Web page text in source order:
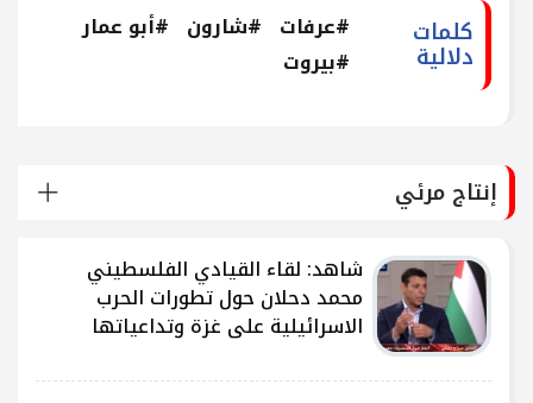
كلمات
دلالية
#عرفات #شارون #أبو عمار
#بيروت
إنتاج مرئي
شاهد: لقاء القيادي الفلسطيني
محمد دحلان حول تطورات الحرب
الاسرائيلية على غزة وتداعياتها